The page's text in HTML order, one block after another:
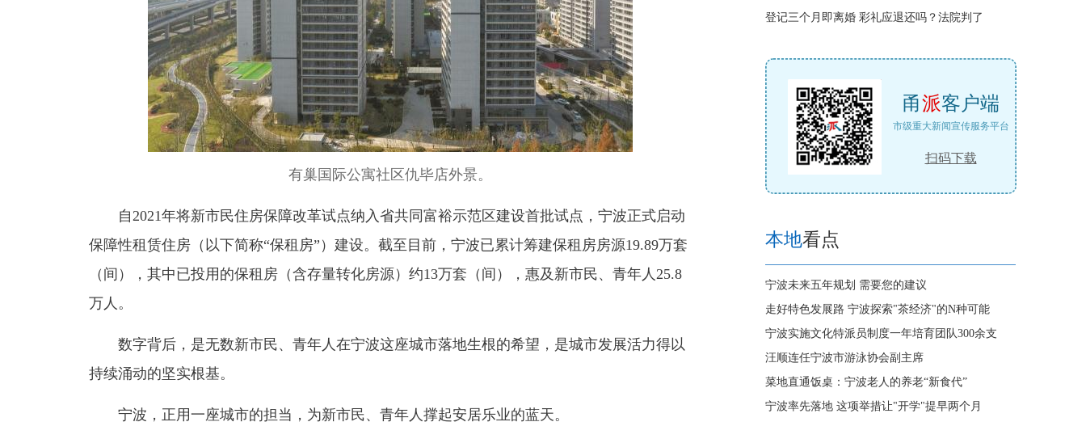
有巢国际公寓社区仇毕店外景。
自2021年将新市民住房保障改革试点纳入省共同富裕示范区建设首批试点，宁波正式启动
保障性租赁住房（以下简称“保租房”）建设。截至目前，宁波已累计筹建保租房房源19.89万套
（间），其中已投用的保租房（含存量转化房源）约13万套（间），惠及新市民、青年人25.8
万人。
数字背后，是无数新市民、青年人在宁波这座城市落地生根的希望，是城市发展活力得以
持续涌动的坚实根基。
宁波，正用一座城市的担当，为新市民、青年人撑起安居乐业的蓝天。
登记三个月即离婚 彩礼应退还吗？法院判了
甬派客户端
市级重大新闻宣传服务平台
扫码下载
本地看点
宁波未来五年规划 需要您的建议
走好特色发展路 宁波探索"茶经济"的N种可能
宁波实施文化特派员制度一年培育团队300余支
汪顺连任宁波市游泳协会副主席
菜地直通饭桌：宁波老人的养老“新食代”
宁波率先落地 这项举措让"开学"提早两个月